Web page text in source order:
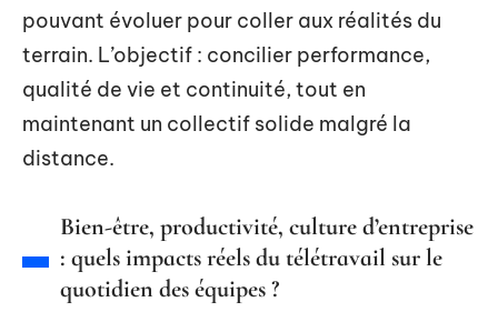
pouvant évoluer pour coller aux réalités du
terrain. L’objectif : concilier performance,
qualité de vie et continuité, tout en
maintenant un collectif solide malgré la
distance.
Bien-être, productivité, culture d’entreprise
: quels impacts réels du télétravail sur le
quotidien des équipes ?